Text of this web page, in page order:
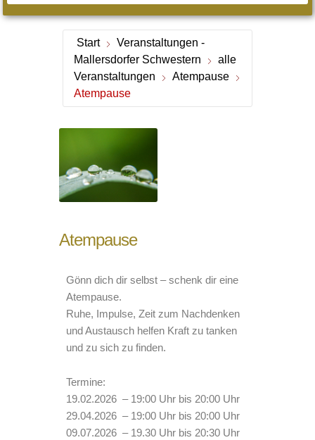
Start
Veranstaltungen -
Mallersdorfer Schwestern
alle
Veranstaltungen
Atempause
Atempause
Atempause
Gönn dich dir selbst – schenk dir eine
Atempause.
Ruhe, Impulse, Zeit zum Nachdenken
und Austausch helfen Kraft zu tanken
und zu sich zu finden.
Termine:
19.02.2026 – 19:00 Uhr bis 20:00 Uhr
29.04.2026 – 19:00 Uhr bis 20:00 Uhr
09.07.2026 – 19.30 Uhr bis 20:30 Uhr